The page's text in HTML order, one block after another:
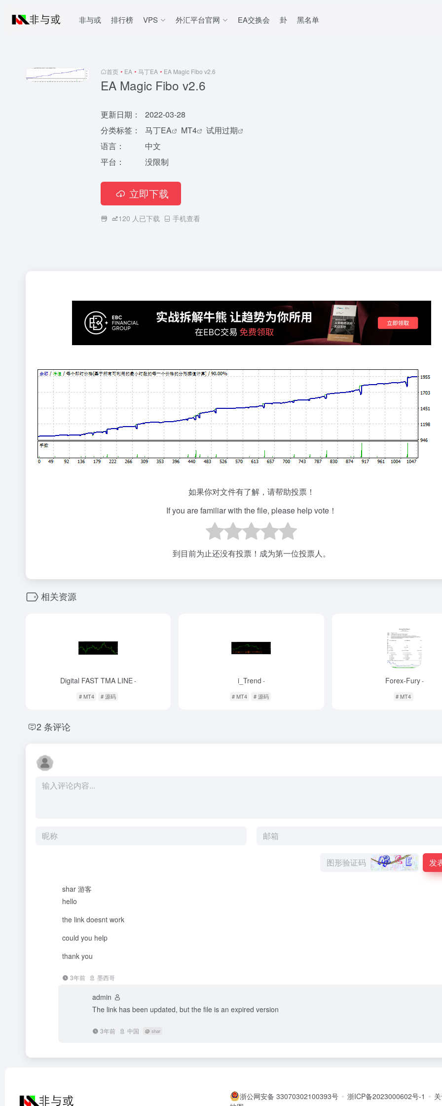
非与或 排行榜 VPS 外汇平台官网 EA交换会 卦 黑名单
首页 • EA • 马丁EA • EA Magic Fibo v2.6
EA Magic Fibo v2.6
更新日期：
2022-03-28
分类标签：
马丁EA MT4
试用过期
语言：
中文
平台：
没限制
立即下载
120 人已下载 手机查看
如果你对文件有了解，请帮助投票！
If you are familiar with the file, please help vote！
到目前为止还没有投票！成为第一位投票人。
相关资源
Digital FAST TMA LINE-
# MT4 # 源码
i_Trend -
# MT4 # 源码
Forex-Fury-
# MT4
2 条评论
发
shar 游客
hello
the link doesnt work
could you help
thank you
3年前 墨西哥
admin
The link has been updated, but the file is an expired version
3年前 中国 @ shar
浙公网安备 33070302100393号 浙ICP备2023000602号-1